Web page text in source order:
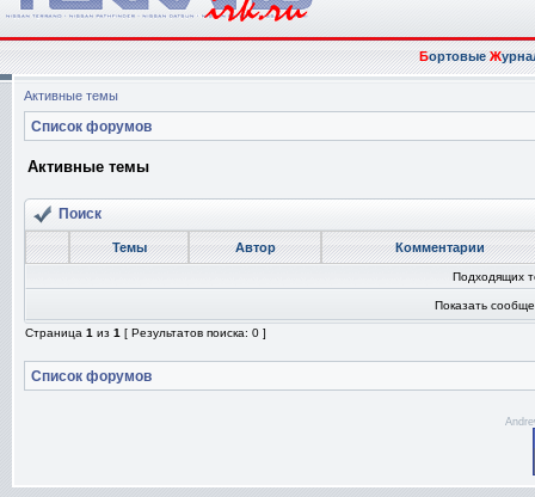
БортовыеЖ
Активные темы
Список форумов
Активные темы
Поиск
Темы Автор Комментарии
Подходящих
Показать
Страница 1 из 1 [ Результатов поиска: 0 ]
Список форумов